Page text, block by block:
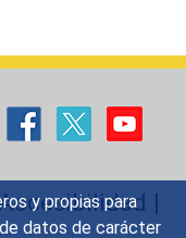
y propias para
datos de carácter
|